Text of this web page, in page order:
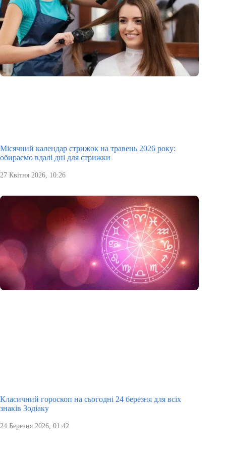
Місячний календар стрижок на травень 2026 року:
обираємо вдалі дні для стрижки
27 Квітня 2026, 10:26
Класичний гороскоп на сьогодні 24 березня для всіх
знаків Зодіаку
24 Березня 2026, 01:42